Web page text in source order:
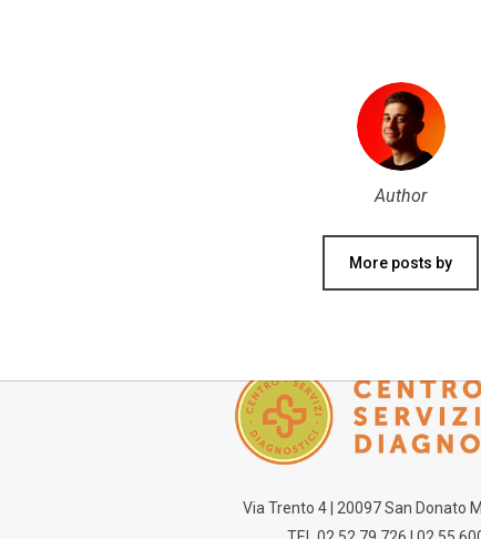
Author
More posts by
Via Trento 4 | 20097 San Donato